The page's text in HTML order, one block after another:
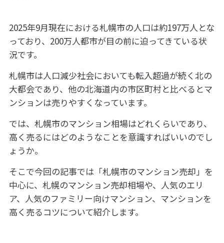
2025年9月現在における札幌市の人口は約197万人とな
っており、200万人都市が目の前に迫ってきている状
況です。
札幌市は人口減少社会においても転入超過が続く北の
大都会であり、他の北海道内の市区町村と比べるとマ
ンションは売りやすくなっています。
では、札幌市のマンション相場はどれくらいであり、
高く売るにはどのようなことを意識すればいいのでし
ょうか。
そこで今回の記事では「札幌市のマンション売却」を
中心に、札幌のマンション売却相場や、人気のエリ
ア、人気のファミリー向けマンション、マンションを
高く売るコツについて紹介します。